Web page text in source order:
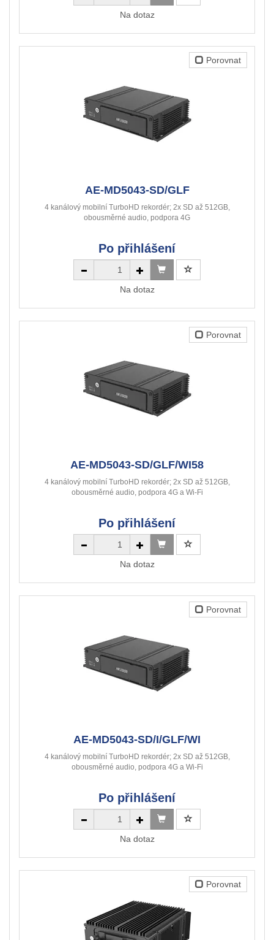
Na dotaz
Porovnat
AE-MD5043-SD/GLF
4 kanálový mobilní TurboHD rekordér; 2x SD až 512GB,
obousměrné audio, podpora 4G
Po přihlášení
Na dotaz
Porovnat
AE-MD5043-SD/GLF/WI58
4 kanálový mobilní TurboHD rekordér; 2x SD až 512GB,
obousměrné audio, podpora 4G a Wi-Fi
Po přihlášení
Na dotaz
Porovnat
AE-MD5043-SD/I/GLF/WI
4 kanálový mobilní TurboHD rekordér; 2x SD až 512GB,
obousměrné audio, podpora 4G a Wi-Fi
Po přihlášení
Na dotaz
Porovnat